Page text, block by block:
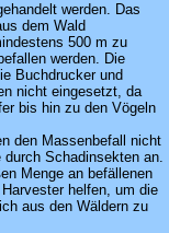
werden. Das
dem Wald
500 m zu
werden. Die
Buchdrucker und
nicht eingesetzt, da
bis hin zu den Vögeln
den Massenbefall nicht
Schadinsekten an.
Menge an befällenen
helfen, um die
aus den Wäldern zu